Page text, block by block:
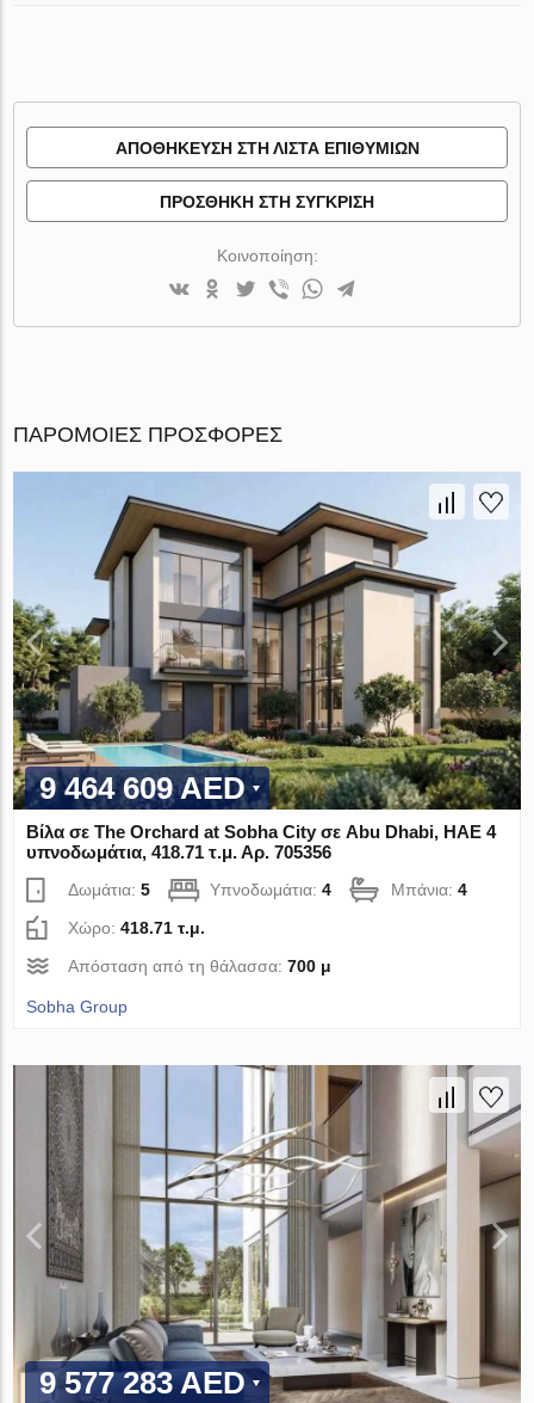
ΑΠΟΘΉΚΕΥΣΗ ΣΤΗ ΛΊΣΤΑ ΕΠΙΘΥΜΙΏΝ
ΠΡΟΣΘΉΚΗ ΣΤΗ ΣΎΓΚΡΙΣΗ
Κοινοποίηση:
ΠΑΡΌΜΟΙΕΣ ΠΡΟΣΦΟΡΈΣ
9 464 609 AED
Βίλα σε The Orchard at Sobha City σε Abu Dhabi, ΗΑΕ 4
υπνοδωμάτια, 418.71 τ.μ. Αρ. 705356
Δωμάτια:5 Υπνοδωμάτια:4 Μπάνια:4
Χώρο:418.71 τ.μ.
Απόσταση από τη θάλασσα:700 μ
Sobha Group
9 577 283 AED